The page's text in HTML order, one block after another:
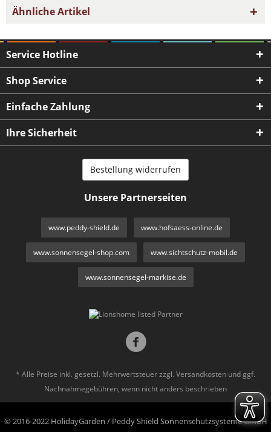
Ähnliche Artikel
Service Hotline
Shop Service
Einfache Zahlung
Ihre Sicherheit
Bestellung widerrufen
Unsere Partnerseiten
www.peddy-shield.de www.hofsaess-online.de
www.sonnensegel-shop.com www.sichtschutz-mobil.de
www.sonnensegel-markise.de
* Alle Preise inkl. gesetzl. Mehrwertsteuer zzgl. Versandkosten und ggf.
Nachnahmegebühren, wenn nicht anders beschrieben
© 2016-2022 HolidayGarden / Peddy Shield Sonnenschutzsysteme GmbH